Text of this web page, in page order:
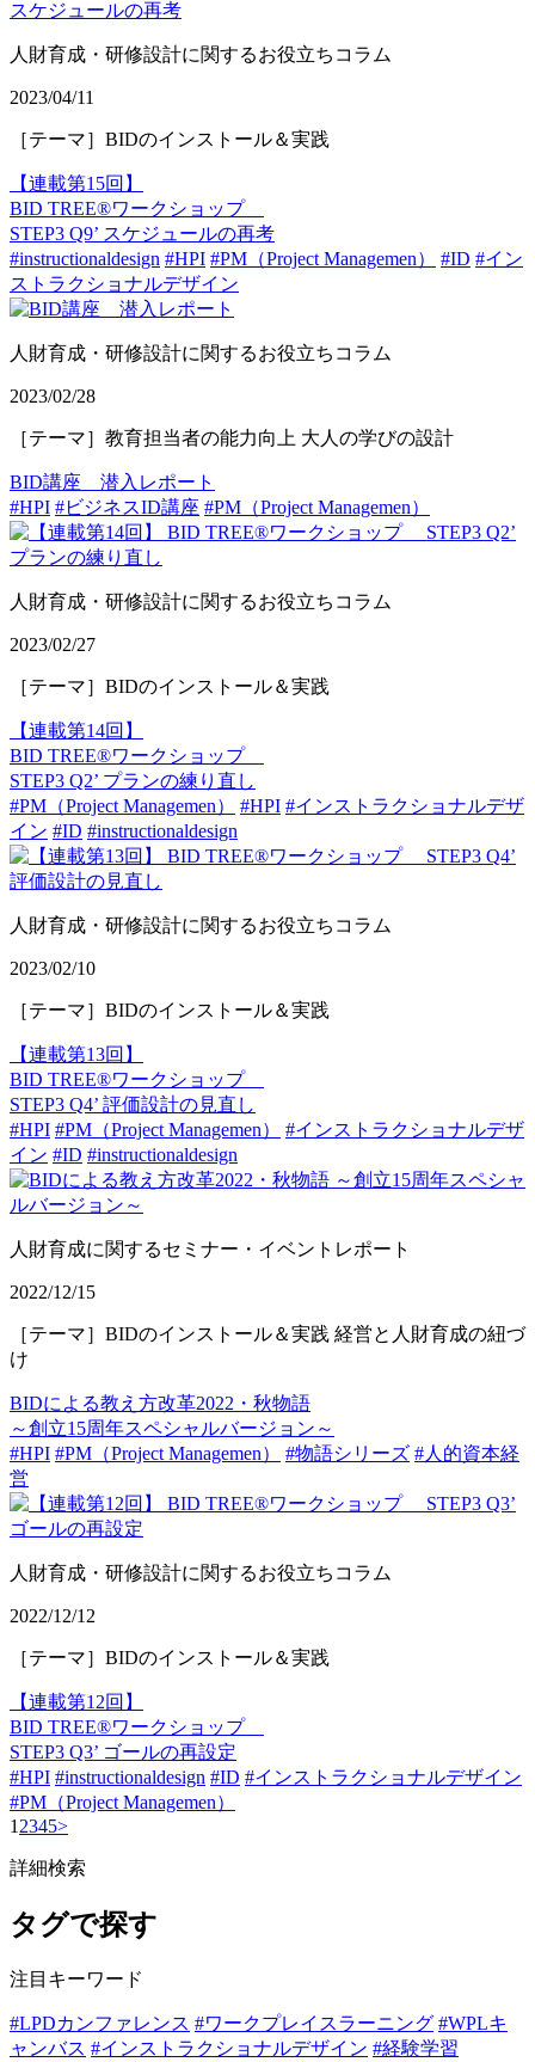
人財育成・研修設計に関するお役立ちコラム
2023/04/11
［テーマ］BIDのインストール＆実践
【連載第15回】
BID TREE®ワークショップ
STEP3 Q9’ スケジュールの再考
#instructionaldesign #HPI #PM（Project Managemen） #ID #イン
ストラクショナルデザイン
人財育成・研修設計に関するお役立ちコラム
2023/02/28
［テーマ］教育担当者の能力向上 大人の学びの設計
BID講座 潜入レポート
#HPI #ビジネスID講座 #PM（Project Managemen）
人財育成・研修設計に関するお役立ちコラム
2023/02/27
［テーマ］BIDのインストール＆実践
【連載第14回】
BID TREE®ワークショップ
STEP3 Q2’ プランの練り直し
#PM（Project Managemen）
#HPI #インストラクショナルデザ
イン #ID #instructionaldesign
人財育成・研修設計に関するお役立ちコラム
2023/02/10
［テーマ］BIDのインストール＆実践
【連載第13回】
BID TREE®ワークショップ
STEP3 Q4’ 評価設計の見直し
#HPI #PM（Project Managemen）
#インストラクショナルデザ
イン #ID #instructionaldesign
人財育成に関するセミナー・イベントレポート
2022/12/15
［テーマ］BIDのインストール＆実践 経営と人財育成の紐づ
け
BIDによる教え方改革2022・秋物語
～創立15周年スペシャルバージョン～
#HPI #PM（Project Managemen） #物語シリーズ #人的資本経
営
人財育成・研修設計に関するお役立ちコラム
2022/12/12
［テーマ］BIDのインストール＆実践
【連載第12回】
BID TREE®ワークショップ
STEP3 Q3’ ゴールの再設定
#HPI #instructionaldesign #ID #インストラクショナルデザイン
#PM（Project Managemen）
1 2345>
詳細検索
タグで探す
注目キーワード
#LPDカンファレンス #ワークプレイスラーニング #WPLキ
ャンバス #インストラクショナルデザイン #経験学習